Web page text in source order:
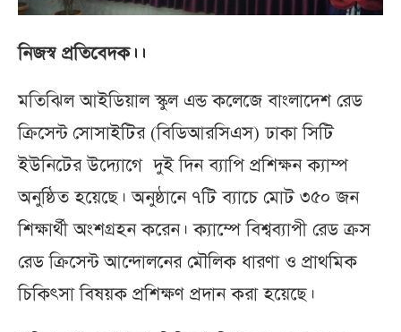
নিজস্ব প্রতিবেদক।।
মতিঝিল আইডিয়াল স্কুল এন্ড কলেজে বাংলাদেশ রেড
ক্রিসেন্ট সোসাইটির (বিডিআরসিএস) ঢাকা সিটি
ইউনিটের উদ্যোগে দুই দিন ব্যাপি প্রশিক্ষন ক্যাম্প
অনুষ্ঠিত হয়েছে। অনুষ্ঠানে ৭টি ব্যাচে মোট ৩৫০ জন
শিক্ষার্থী অংশগ্রহন করেন। ক্যাম্পে বিশ্বব্যাপী রেড ক্রস
রেড ক্রিসেন্ট আন্দোলনের মৌলিক ধারণা ও প্রাথমিক
চিকিৎসা বিষয়ক প্রশিক্ষণ প্রদান করা হয়েছে।